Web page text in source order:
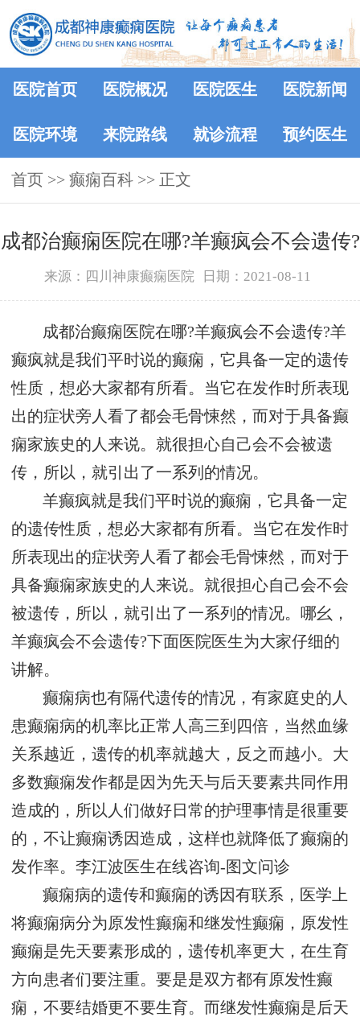
医院首页 医院概况 医院医生 医院新闻
医院环境 来院路线 就诊流程 预约医生
首页 >> 癫痫百科 >> 正文
成都治癫痫医院在哪?羊癫疯会不会遗传?
来源：四川神康癫痫医院 日期：2021-08-11
成都治癫痫医院在哪?羊癫疯会不会遗传?羊
癫疯就是我们平时说的癫痫，它具备一定的遗传
性质，想必大家都有所看。当它在发作时所表现
出的症状旁人看了都会毛骨悚然，而对于具备癫
痫家族史的人来说。就很担心自己会不会被遗
传，所以，就引出了一系列的情况。
羊癫疯就是我们平时说的癫痫，它具备一定
的遗传性质，想必大家都有所看。当它在发作时
所表现出的症状旁人看了都会毛骨悚然，而对于
具备癫痫家族史的人来说。就很担心自己会不会
被遗传，所以，就引出了一系列的情况。哪幺，
羊癫疯会不会遗传?下面医院医生为大家仔细的
讲解。
癫痫病也有隔代遗传的情况，有家庭史的人
患癫痫病的机率比正常人高三到四倍，当然血缘
关系越近，遗传的机率就越大，反之而越小。大
多数癫痫发作都是因为先天与后天要素共同作用
造成的，所以人们做好日常的护理事情是很重要
的，不让癫痫诱因造成，这样也就降低了癫痫的
发作率。 李江波医生在线咨询-图文问诊
癫痫病的遗传和癫痫的诱因有联系，医学上
将癫痫病分为原发性癫痫和继发性癫痫，原发性
癫痫是先天要素形成的，遗传机率更大，在生育
方向患者们要注重。要是是双方都有原发性癫
痫，不要结婚更不要生育。而继发性癫痫是后天